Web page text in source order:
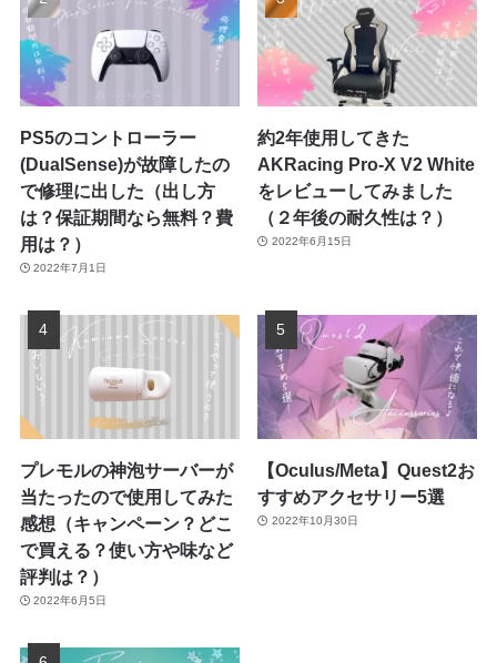
PS5のコントローラー
(DualSense)が故障したの
で修理に出した（出し方
は？保証期間なら無料？費
用は？）
2022年7月1日
約2年使用してきた
AKRacing Pro-X V2 White
をレビューしてみました
（２年後の耐久性は？）
2022年6月15日
プレモルの神泡サーバーが
当たったので使用してみた
感想（キャンペーン？どこ
で買える？使い方や味など
評判は？）
2022年6月5日
【Oculus/Meta】Quest2お
すすめアクセサリー5選
2022年10月30日